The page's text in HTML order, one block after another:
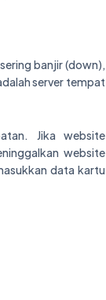
banjir (down),
server tempat
Jika website
website
data kartu